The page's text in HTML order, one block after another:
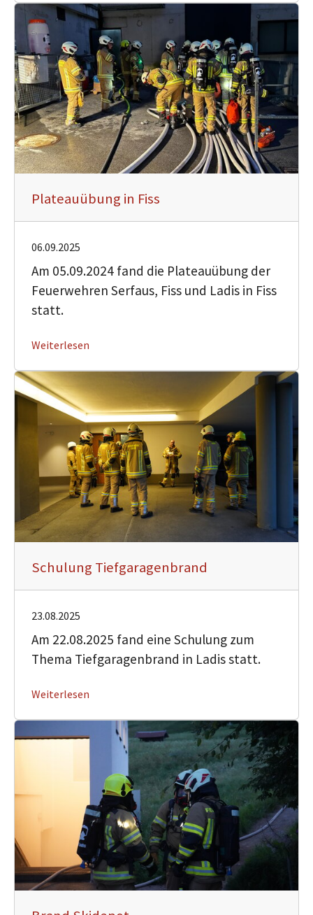
Plateauübung in Fiss
06.09.2025
Am 05.09.2024 fand die Plateauübung der
Feuerwehren Serfaus, Fiss und Ladis in Fiss
statt.
Weiterlesen
Schulung Tiefgaragenbrand
23.08.2025
Am 22.08.2025 fand eine Schulung zum
Thema Tiefgaragenbrand in Ladis statt.
Weiterlesen